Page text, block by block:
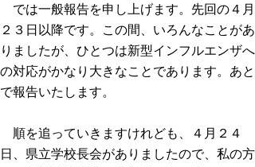
では一般報告を申し上げます。先回の４月
２３日以降です。この間、いろんなことがあ
りましたが、ひとつは新型インフルエンザへ
の対応がかなり大きなことであります。あと
で報告いたします。
順を追っていきますけれども、４月２４
日、県立学校長会がありましたので、私の方